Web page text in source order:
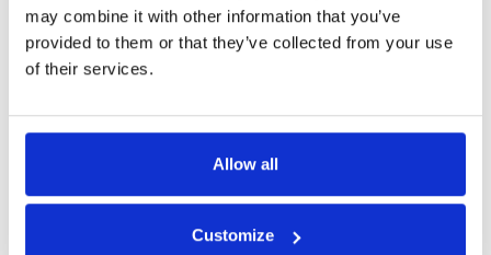
may combine it with other information that you’ve
provided to them or that they’ve collected from your use
of their services.
Allow all
Customize
WATTAGE 24 Watt